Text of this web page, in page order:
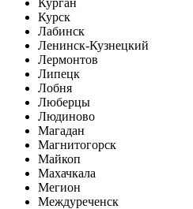
Курск
Лабинск
Ленинск-Кузнецкий
Лермонтов
Липецк
Лобня
Люберцы
Людиново
Магадан
Магнитогорск
Майкоп
Махачкала
Мегион
Междуреченск